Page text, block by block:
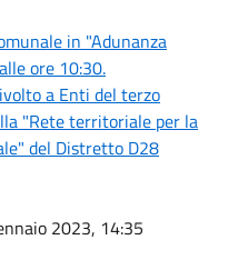
in "Adunanza
ore 10:30.
a Enti del terzo
"Rete territoriale per la
del Distretto D28
2023, 14:35